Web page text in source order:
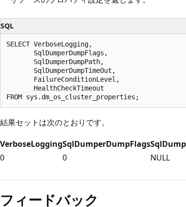
SQL
SELECT VerboseLogging,
       SqlDumperDumpFlags,
       SqlDumperDumpPath,
       SqlDumperDumpTimeOut,
       FailureConditionLevel,
       HealthCheckTimeout
結果セットは次のとおりです。
VerboseLoggingSqlDumperDumpFlags
0
0 NULL
フィードバック